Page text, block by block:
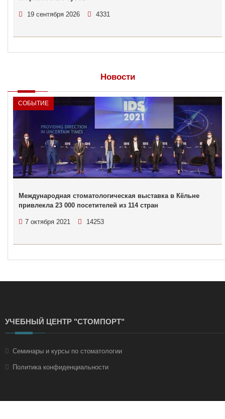
19 сентября 2026 4331
Новости
СОБЫТИЕ
Международная стоматологическая выставка в Кёльне
привлекла 23 000 посетителей из 114 стран
7 октября 2021 14253
УЧЕБНЫЙ ЦЕНТР "СТОМПОРТ"
Семинары и курсы по стоматологии
Политика конфиденциальности